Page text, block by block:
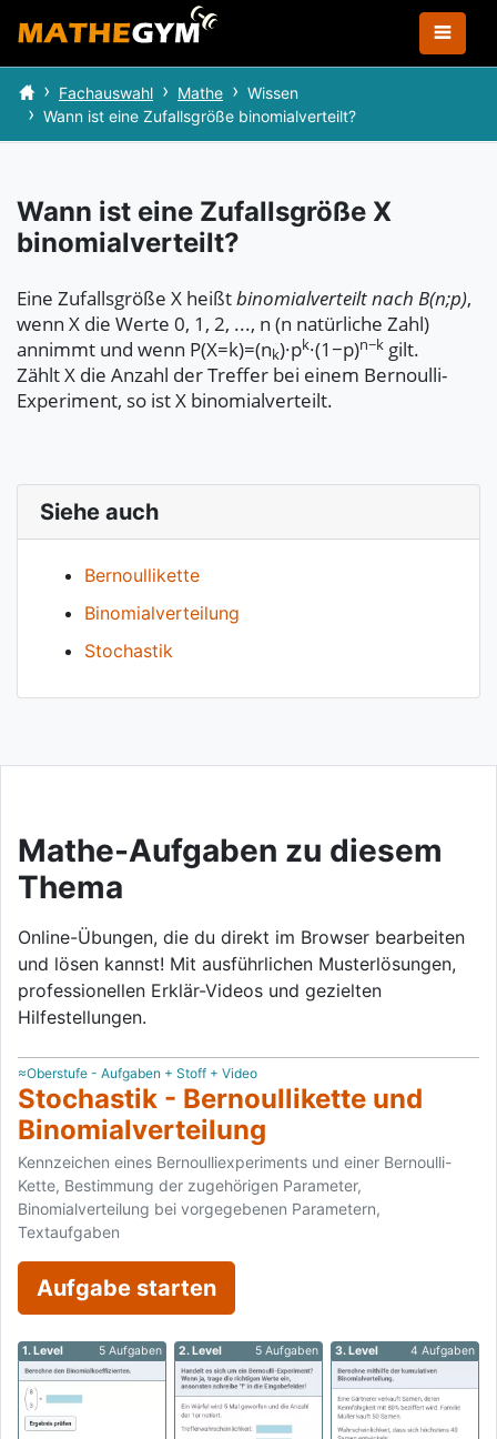
Fachauswahl Mathe
Wissen
Wann ist eine Zufallsgröße binomialverteilt?
Wann ist eine Zufallsgröße X
binomialverteilt?
Eine Zufallsgröße X heißtbinomialverteilt nach B(n;p),
wenn X die Werte 0, 1, 2, ..., n (n natürliche Zahl)
annimmt und wenn P(X=k)=(nk)·pk·(1−p)n−k gilt.
Zählt X die Anzahl der Treffer bei einem Bernoulli-
Experiment, so ist X binomialverteilt.
Siehe auch
Bernoullikette
Binomialverteilung
Stochastik
Mathe-Aufgaben zu diesem
Thema
Online-Übungen, die du direkt im Browser bearbeiten
und lösen kannst! Mit ausführlichen Musterlösungen,
professionellen Erklär-Videos und gezielten
Hilfestellungen.
≈Oberstufe - Aufgaben + Stoff + Video
Stochastik - Bernoullikette und
Binomialverteilung
Kennzeichen eines Bernoulliexperiments und einer Bernoulli-
Kette, Bestimmung der zugehörigen Parameter,
Binomialverteilung bei vorgegebenen Parametern,
Textaufgaben
Aufgabe starten
1. Level 5 Aufgaben 2. Level 5 Aufgaben 3. Level 4 Aufgaben